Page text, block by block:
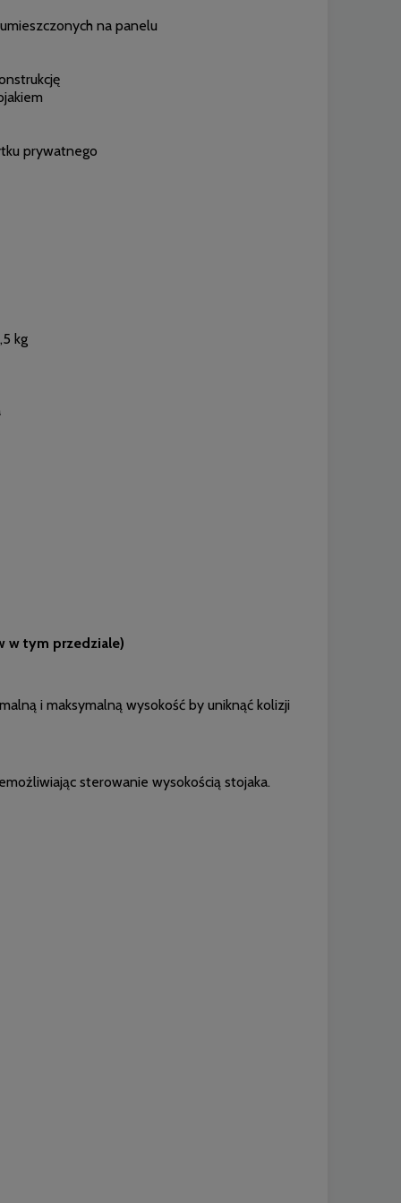
na panelu
prywatnego
kg
w tym przedziale)
i maksymalną wysokość by uniknąć kolizji
sterowanie wysokością stojaka.